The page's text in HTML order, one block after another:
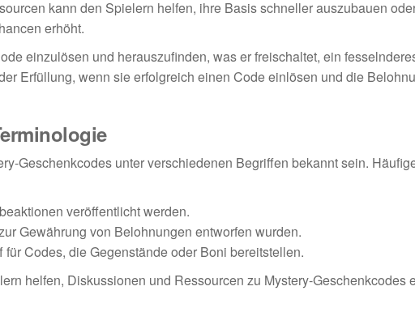
kann den Spielern helfen, ihre Basis schneller auszubauen
erhöht.
einzulösen und herauszufinden, was er freischaltet, ein
Erfüllung, wenn sie erfolgreich einen Code einlösen und die
Geschenkcodes unter verschiedenen Begriffen bekannt sein.
veröffentlicht werden.
Gewährung von Belohnungen entworfen wurden.
Codes, die Gegenstände oder Boni bereitstellen.
helfen, Diskussionen und Ressourcen zu Mystery-Geschenkcodes